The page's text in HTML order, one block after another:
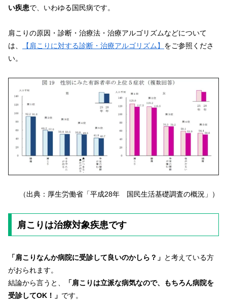
い疾患で、いわゆる国民病です。
肩こりの原因・診断・治療法・治療アルゴリズムなどについて
は、
【肩こりに対する診断・治療アルゴリズム】 をご参照くださ
い。
（出典：厚生労働省「平成28年 国民生活基礎調査の概況」）
肩こりは治療対象疾患です
「肩こりなんか病院に受診して良いのかしら？」 と考えている方
がおられます。
結論から言うと、
「肩こりは立派な病気なので、もちろん病院を
受診してOK！」 です。